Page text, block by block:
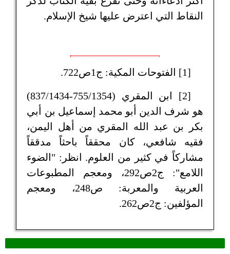
النقاط التي اعترض عليها شيخ الإسلام.
[1] الفتوحات المكية: ج1ص722.
[2] ابن المقري (755/1354-837/1434)
هو شرف الدين أبو محمد إسماعيل بن أبي
بكر بن عبد الله المقري من أهل اليمن،
فقيه شافعي، كان محققاً باحثاً مدققاً
مشاركاً في كثير من العلوم. انظر: "الضوء
اللامع": ج2ص292، ومعجم المطبوعات
العربية والمعربة: ص248، ومعجم
المؤلفين: ج2ص262.